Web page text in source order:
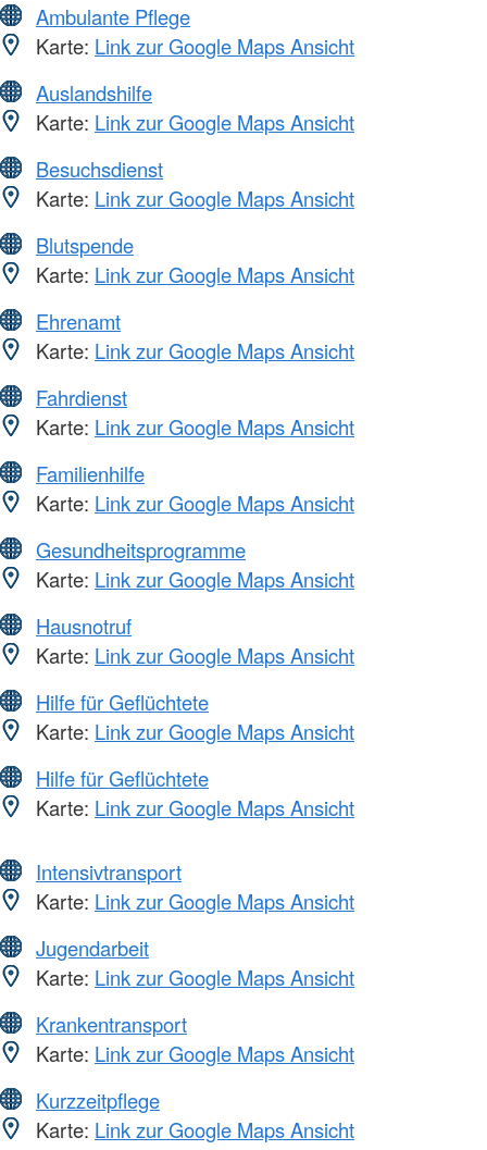
Ambulante Pflege
Karte: Link zur Google Maps Ansicht
Auslandshilfe
Karte: Link zur Google Maps Ansicht
Besuchsdienst
Karte: Link zur Google Maps Ansicht
Blutspende
Karte: Link zur Google Maps Ansicht
Ehrenamt
Karte: Link zur Google Maps Ansicht
Fahrdienst
Karte: Link zur Google Maps Ansicht
Familienhilfe
Karte: Link zur Google Maps Ansicht
Gesundheitsprogramme
Karte: Link zur Google Maps Ansicht
Hausnotruf
Karte: Link zur Google Maps Ansicht
Hilfe für Geflüchtete
Karte: Link zur Google Maps Ansicht
Hilfe für Geflüchtete
Karte: Link zur Google Maps Ansicht
Intensivtransport
Karte: Link zur Google Maps Ansicht
Jugendarbeit
Karte: Link zur Google Maps Ansicht
Krankentransport
Karte: Link zur Google Maps Ansicht
Kurzzeitpflege
Karte: Link zur Google Maps Ansicht